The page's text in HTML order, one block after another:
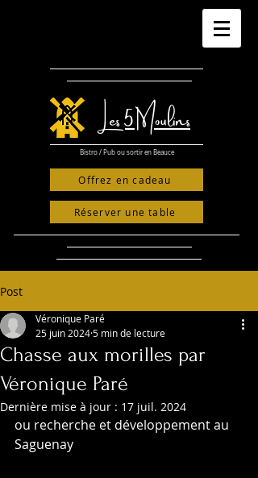
​Les 5 Moulins
Bistro / Pub ou sortir en Beauce
Offrez en cadeau
Réserver une table
Post
Chasse aux morilles par
Véronique Paré
Véronique Paré
25 juin 20245 min de lecture
Dernière mise à jour : 17 juil. 2024
ou recherche et développement au
Saguenay